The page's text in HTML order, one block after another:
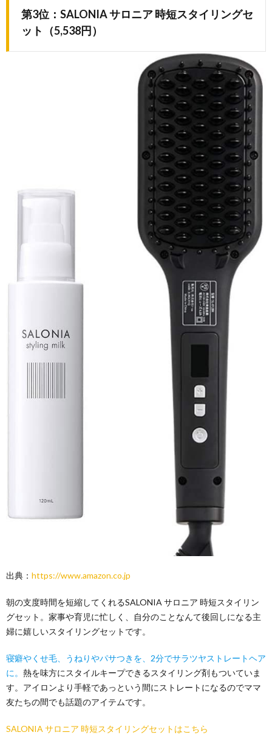
第3位：SALONIA サロニア 時短スタイリングセ
ット（5,538円）
出典： https://www.amazon.co.jp
朝の支度時間を短縮してくれるSALONIA サロニア 時短スタイリン
グセット。家事や育児に忙しく、自分のことなんて後回しになる主
婦に嬉しいスタイリングセットです。
寝癖やくせ毛、うねりやパサつきを、2分でサラツヤストレートヘア
に。 熱を味方にスタイルキープできるスタイリング剤もついていま
す。アイロンより手軽であっという間にストレートになるのでママ
友たちの間でも話題のアイテムです。
SALONIA サロニア 時短スタイリングセットはこちら